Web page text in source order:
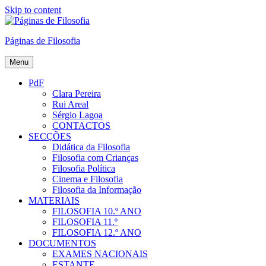
Skip to content
Páginas de Filosofia
Menu
PdF
Clara Pereira
Rui Areal
Sérgio Lagoa
CONTACTOS
SECÇÕES
Didática da Filosofia
Filosofia com Crianças
Filosofia Política
Cinema e Filosofia
Filosofia da Informação
MATERIAIS
FILOSOFIA 10.º ANO
FILOSOFIA 11.º
FILOSOFIA 12.º ANO
DOCUMENTOS
EXAMES NACIONAIS